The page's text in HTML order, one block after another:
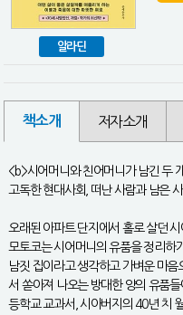
알라딘
책소개 저자소개
<b>시어머니와 친어머니가 남긴 두
고독한 현대사회, 떠난 사람과 남은
오래된 아파트 단지에서 홀로 살던
모토코는 시어머니의 유품을 정리하
남짓 집이라고 생각하고 가벼운 마음
서 쏟아져 나오는 방대한 양의 유품
등학교 교과서, 시아버지의 40년 치